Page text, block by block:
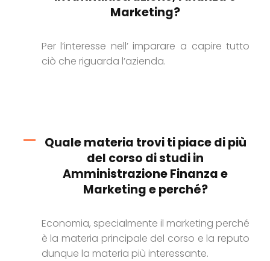
Marketing?
Per l’interesse nell’ imparare a capire tutto
ciò che riguarda l’azienda.
Quale materia trovi ti piace di più
del corso di studi in
Amministrazione Finanza e
Marketing e perché?
Economia, specialmente il marketing perché
è la materia principale del corso e la reputo
dunque la materia più interessante.